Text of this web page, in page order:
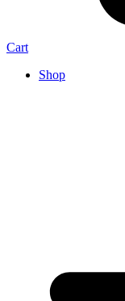
Cart
Shop